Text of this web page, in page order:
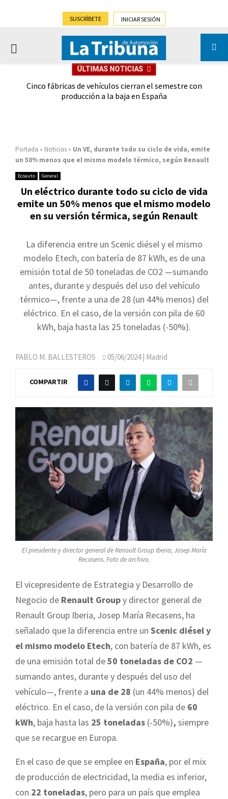
SUSCRÍBETE INICIAR SESIÓN
PRIMARY
ÚLTIMAS NOTICIAS
Cinco fábricas de vehículos cierran el semestre con
producción a la baja en España
Portada » Noticias » Un VE, durante todo su ciclo de vida, emite
un 50% menos que el mismo modelo térmico, según Renault
Ecoauto General
Un eléctrico durante todo su ciclo de vida
emite un 50% menos que el mismo modelo
en su versión térmica, según Renault
La diferencia entre un Scenic diésel y el mismo
modelo Etech, con batería de 87 kWh, es de una
emisión total de 50 toneladas de CO2 —sumando
antes, durante y después del uso del vehículo
térmico—, frente a una de 28 (un 44% menos) del
eléctrico. En el caso, de la versión con pila de 60
kWh, baja hasta las 25 toneladas (-50%).
PABLO M. BALLESTEROS 05/06/2024| Madrid
COMPARTIR
El presidente y director general de Renault Group Iberia, Josep María
Recasens. Foto de archivo.
El vicepresidente de Estrategia y Desarrollo de
Negocio de Renault Groupy director general de
Renault Group Iberia, Josep María Recasens, ha
señalado que la diferencia entre un Scenic diésel y
el mismo modelo Etech, con batería de 87 kWh, es
de una emisión total de50 toneladas de CO2 —
sumando antes, durante y después del uso del
vehículo—, frente a una de 28 (un 44% menos) del
eléctrico. En el caso, de la versión con pila de 60
kWh, baja hasta las 25 toneladas (-50%), siempre
que se recargue en Europa.
En el caso de que se emplee en España, por el mix
de producción de electricidad, la media es inferior,
con 22 toneladas, pero para un país que emplea